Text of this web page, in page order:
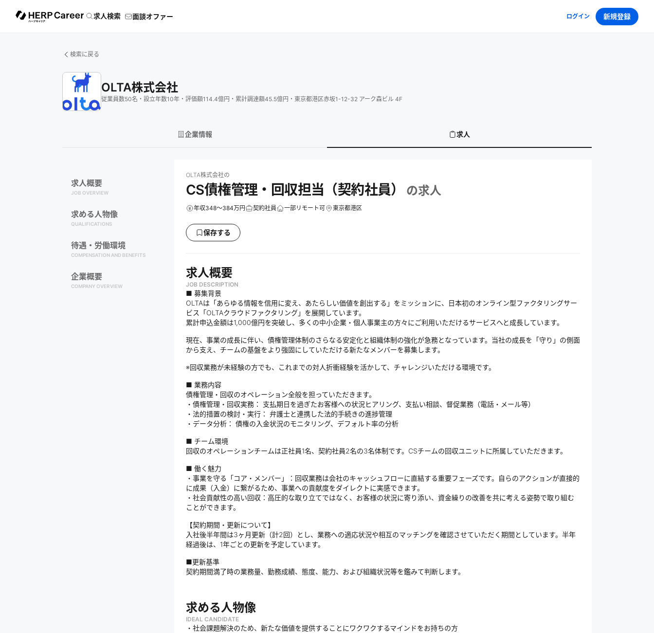
求人検索 面談オファー ログイン 新規登録
検索に戻る
OLTA株式会社
従業員数50名 ・ 設立年数10年 ・ 評価額114.4億円 ・ 累計調達額45.5億円 ・ 東京都港区赤坂1-12-32 アーク森ビル 4F
企業情報 求人
求人概要
JOB OVERVIEW
求める人物像
QUALIFICATIONS
待遇・労働環境
COMPENSATION AND BENEFITS
企業概要
COMPANY OVERVIEW
OLTA株式会社の
CS債権管理・回収担当（契約社員） の求人
年収348～384万円 契約社員 一部リモート可 東京都港区
保存する
求人概要
JOB DESCRIPTION
■ 募集背景
OLTAは「あらゆる情報を信用に変え、あたらしい価値を創出する」をミッションに、日本初のオンライン型ファクタリングサー
ビス「OLTAクラウドファクタリング」を展開しています。
累計申込金額は1,000億円を突破し、多くの中小企業・個人事業主の方々にご利用いただけるサービスへと成長しています。
現在、事業の成長に伴い、債権管理体制のさらなる安定化と組織体制の強化が急務となっています。当社の成長を「守り」の側面
から支え、チームの基盤をより強固にしていただける新たなメンバーを募集します。
※回収業務が未経験の方でも、これまでの対人折衝経験を活かして、チャレンジいただける環境です。
■ 業務内容
債権管理・回収のオペレーション全般を担っていただきます。
・債権管理・回収実務： 支払期日を過ぎたお客様への状況ヒアリング、支払い相談、督促業務（電話・メール等）
・法的措置の検討・実行： 弁護士と連携した法的手続きの進捗管理
・データ分析： 債権の入金状況のモニタリング、デフォルト率の分析
■ チーム環境
回収のオペレーションチームは正社員1名、契約社員2名の3名体制です。CSチームの回収ユニットに所属していただきます。
■ 働く魅力
・事業を守る「コア・メンバー」：回収業務は会社のキャッシュフローに直結する重要フェーズです。自らのアクションが直接的
に成果（入金）に繋がるため、事業への貢献度をダイレクトに実感できます。
・社会貢献性の高い回収：高圧的な取り立てではなく、お客様の状況に寄り添い、資金繰りの改善を共に考える姿勢で取り組む
ことができます。
【契約期間・更新について】
入社後半年間は3ヶ月更新（計2回）とし、業務への適応状況や相互のマッチングを確認させていただく期間としています。半年
経過後は、1年ごとの更新を予定しています。
■更新基準
契約期間満了時の業務量、勤務成績、態度、能力、および組織状況等を鑑みて判断します。
求める人物像
IDEAL CANDIDATE
・社会課題解決のため、新たな価値を提供することにワクワクするマインドをお持ちの方